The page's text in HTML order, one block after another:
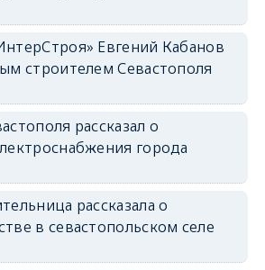
Евгений Кабанов
строителем Севастополя
рассказал о
города
рассказала о
в севастопольском селе